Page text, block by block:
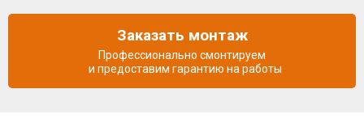
Заказать монтаж
Профессионально смонтируем
и предоставим гарантию на работы